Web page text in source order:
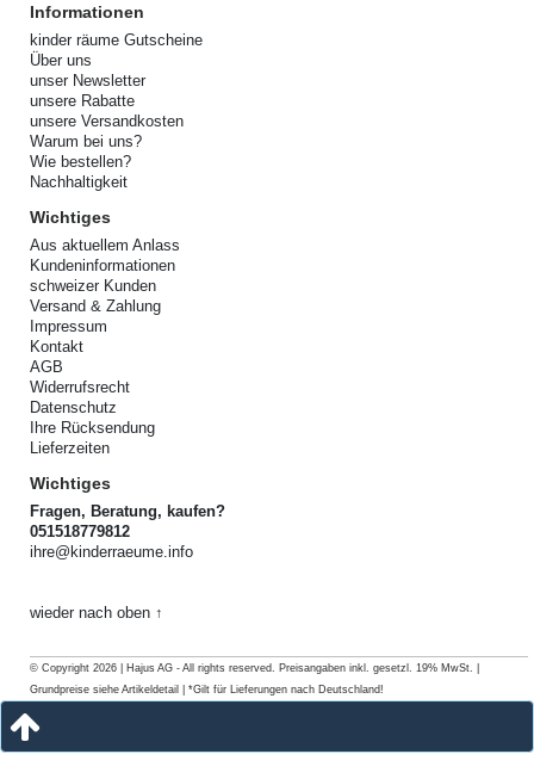
Informationen
kinder räume Gutscheine
Über uns
unser Newsletter
unsere Rabatte
unsere Versandkosten
Warum bei uns?
Wie bestellen?
Nachhaltigkeit
Wichtiges
Aus aktuellem Anlass
Kundeninformationen
schweizer Kunden
Versand & Zahlung
Impressum
Kontakt
AGB
Widerrufsrecht
Datenschutz
Ihre Rücksendung
Lieferzeiten
Wichtiges
Fragen, Beratung, kaufen?
051518779812
ihre@kinderraeume.info
wieder nach oben ↑
© Copyright 2026 | Hajus AG - All rights reserved. Preisangaben inkl. gesetzl. 19% MwSt. |
Grundpreise siehe Artikeldetail | *Gilt für Lieferungen nach Deutschland!